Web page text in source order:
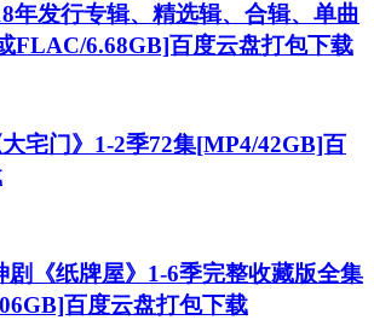
年发行专辑、精选辑、合辑、单曲
FLAC/6.68GB]百度云盘打包下载
宅门》1-2季72集[MP4/42GB]百
剧《纸牌屋》1-6季完整收藏版全集
百度云盘打包下载